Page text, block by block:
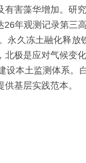
害藻华增加。研
年观测记录第三
久冻土融化释
极是应对气候变
本土监测体系。
基层实践范本。